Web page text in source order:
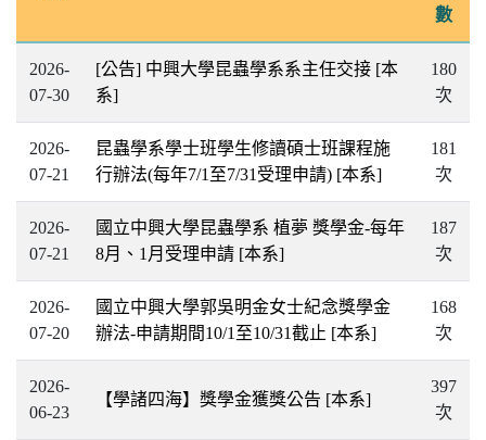
數
2026-
07-30
[公告] 中興大學昆蟲學系系主任交接 [本
系]
180
次
2026-
07-21
昆蟲學系學士班學生修讀碩士班課程施
行辦法(每年7/1至7/31受理申請) [本系]
181
次
2026-
07-21
國立中興大學昆蟲學系 植夢 獎學金-每年
8月、1月受理申請 [本系]
187
次
2026-
07-20
國立中興大學郭吳明金女士紀念獎學金
辦法-申請期間10/1至10/31截止 [本系]
168
次
2026-
06-23
【學諸四海】獎學金獲獎公告 [本系]
397
次